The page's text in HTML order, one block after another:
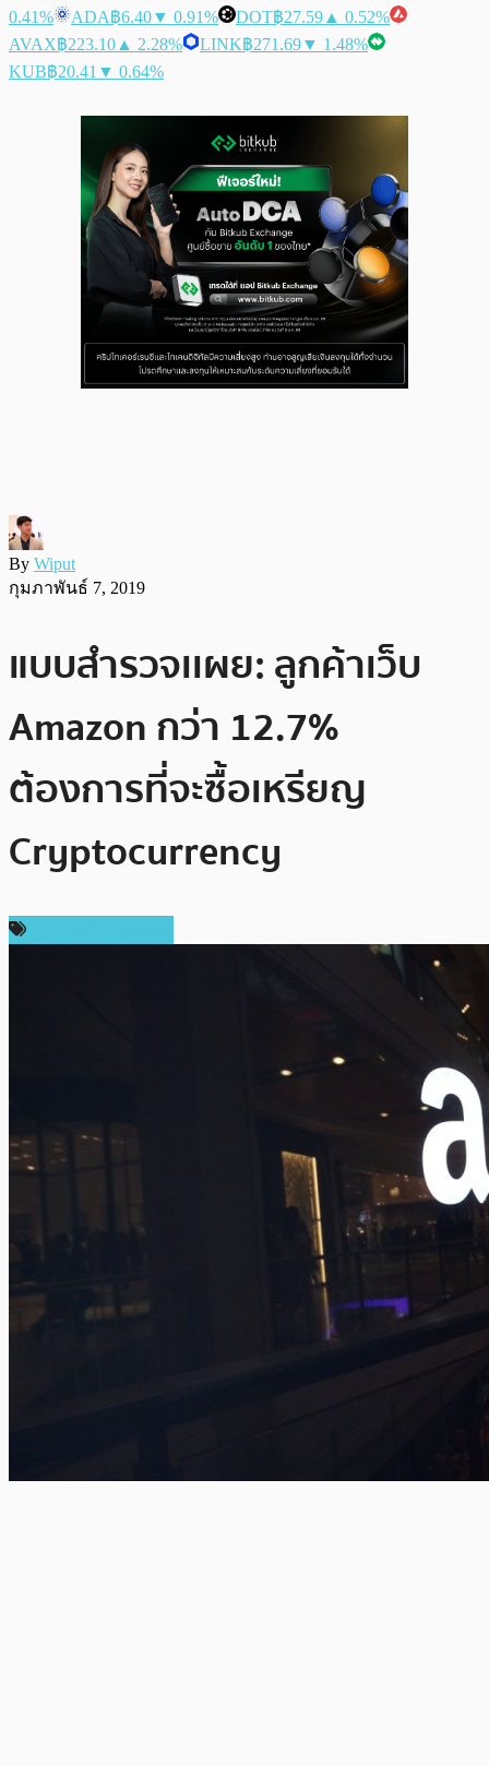
0.41%
ADA฿6.40▼ 0.91% DOT฿27.59 ▲ 0.52%
AVAX฿223.10 ▲ 2.28% LINK฿271.69▼ 1.48%
KUB฿20.41 ▼ 0.64%
By Wiput
กุมภาพันธ์ 7, 2019
แบบสำรวจเเผย: ลูกค้าเว็บ
Amazon กว่า 12.7%
ต้องการที่จะซื้อเหรียญ
Cryptocurrency